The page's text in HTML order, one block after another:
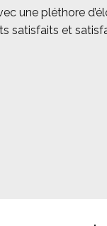
une pléthore
satisfaits et